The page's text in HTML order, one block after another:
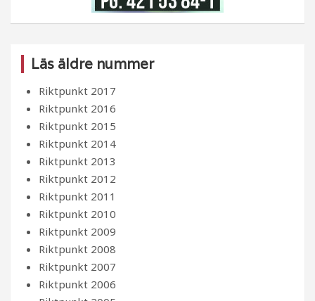
Läs äldre nummer
Riktpunkt 2017
Riktpunkt 2016
Riktpunkt 2015
Riktpunkt 2014
Riktpunkt 2013
Riktpunkt 2012
Riktpunkt 2011
Riktpunkt 2010
Riktpunkt 2009
Riktpunkt 2008
Riktpunkt 2007
Riktpunkt 2006